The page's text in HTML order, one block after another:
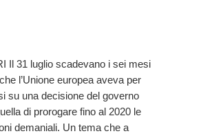
Il 31 luglio scadevano i sei mesi
l’Unione europea aveva per
su una decisione del governo
di prorogare fino al 2020 le
demaniali. Un tema che a